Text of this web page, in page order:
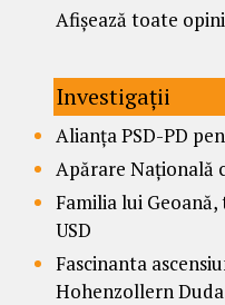
Afișează toate
Investigații
Alianța PSD-PD
Apărare Națională
Familia lui
USD
Fascinanta
Hohenzollern Duda